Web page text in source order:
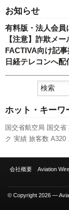
お知らせ
有料版・法人会員
【注意】詐欺メ
FACTIVA向け記
日経テレコンへ配
ホット・キーワ
国交省航空局 国交省
ク 実績 旅客数 A320
ルディングス 福岡空
会社概要 Aviation
© Copyright 2026 —